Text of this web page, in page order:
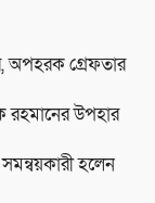
অপহরক গ্রেফতার
রহমানের উপহার
হলেন